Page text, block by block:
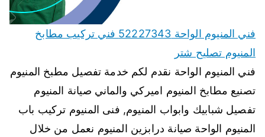
فني المنيوم الواحة 52227343 فني تركيب مطابخ
المنيوم تصليح شتر
فني المنيوم الواحة نقدم لكم خدمة تفصيل مطبخ المنيوم
تصنيع مطابخ المنيوم اميركي والماني صيانة المنيوم
تفصيل شبابيك وابواب المنيوم, فنى المنيوم تركيب باب
المنيوم الواحة صيانة درابزين المنيوم نعمل من خلال